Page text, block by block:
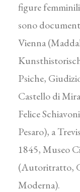
figure
sono
Vienna
Psiche,
Castello di
Felice
Pesaro), a
1845, Museo
(Autoritratto,
Moderna).